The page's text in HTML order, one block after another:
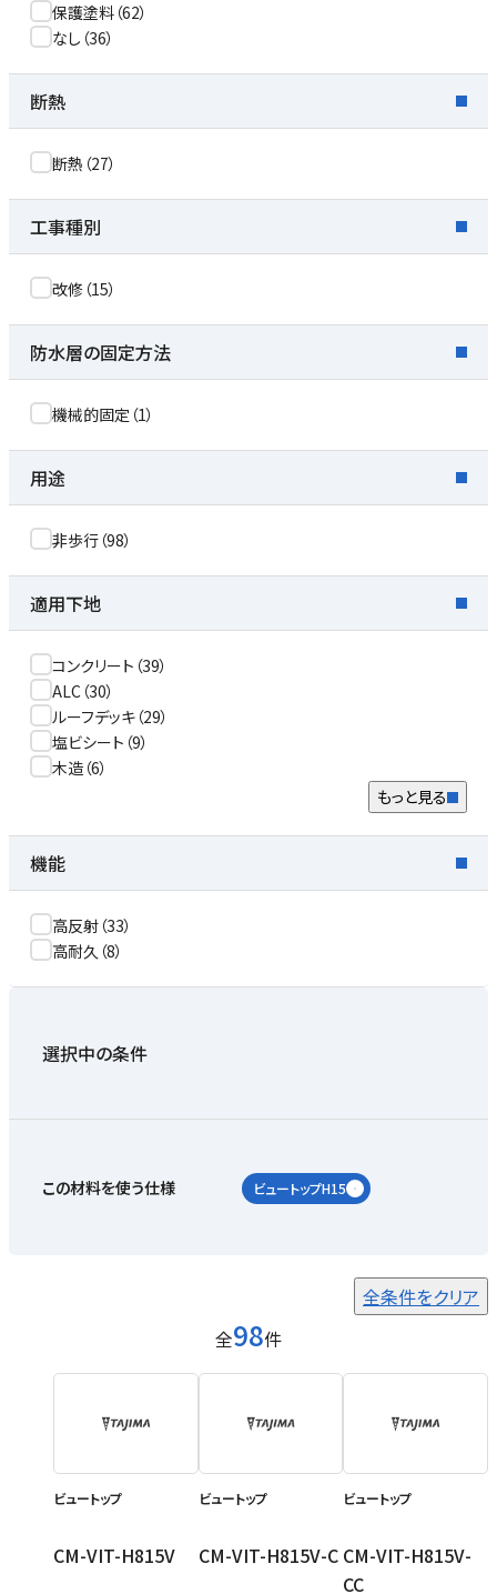
保護塗料 （62）
なし （36）
断熱
断熱 （27）
工事種別
改修 （15）
防水層の固定方法
機械的固定 （1）
用途
非歩行 （98）
適用下地
コンクリート （39）
ALC （30）
ルーフデッキ （29）
塩ビシート （9）
木造 （6）
もっと見る
機能
高反射 （33）
高耐久 （8）
選択中の条件
この材料を使う仕様 ビュートップH15
全条件をクリア
全98件
ビュートップ
CM-VIT-H815V
ビュートップ
CM-VIT-H815V-C
ビュートップ
CM-VIT-H815V-
CC